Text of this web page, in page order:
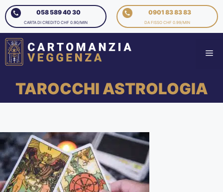
058 589 40 30
CARTA DI CREDITO CHF 0.90/MIN
0901 83 83 83
DA FISSO CHF 0.99/MIN
TAROCCHI ASTROLOGIA